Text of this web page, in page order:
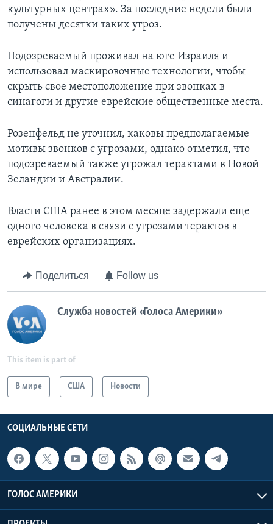
культурных центрах». За последние недели были
получены десятки таких угроз.
Подозреваемый проживал на юге Израиля и
использовал маскировочные технологии, чтобы
скрыть свое местоположение при звонках в
синагоги и другие еврейские общественные места.
Розенфельд не уточнил, каковы предполагаемые
мотивы звонков с угрозами, однако отметил, что
подозреваемый также угрожал терактами в Новой
Зеландии и Австралии.
Власти США ранее в этом месяце задержали еще
одного человека в связи с угрозами терактов в
еврейских организациях.
Поделиться Follow us
Служба новостей «Голоса Америки»
This item is part of
В мире США Новости
СОЦИАЛЬНЫЕ СЕТИ
ГОЛОС АМЕРИКИ